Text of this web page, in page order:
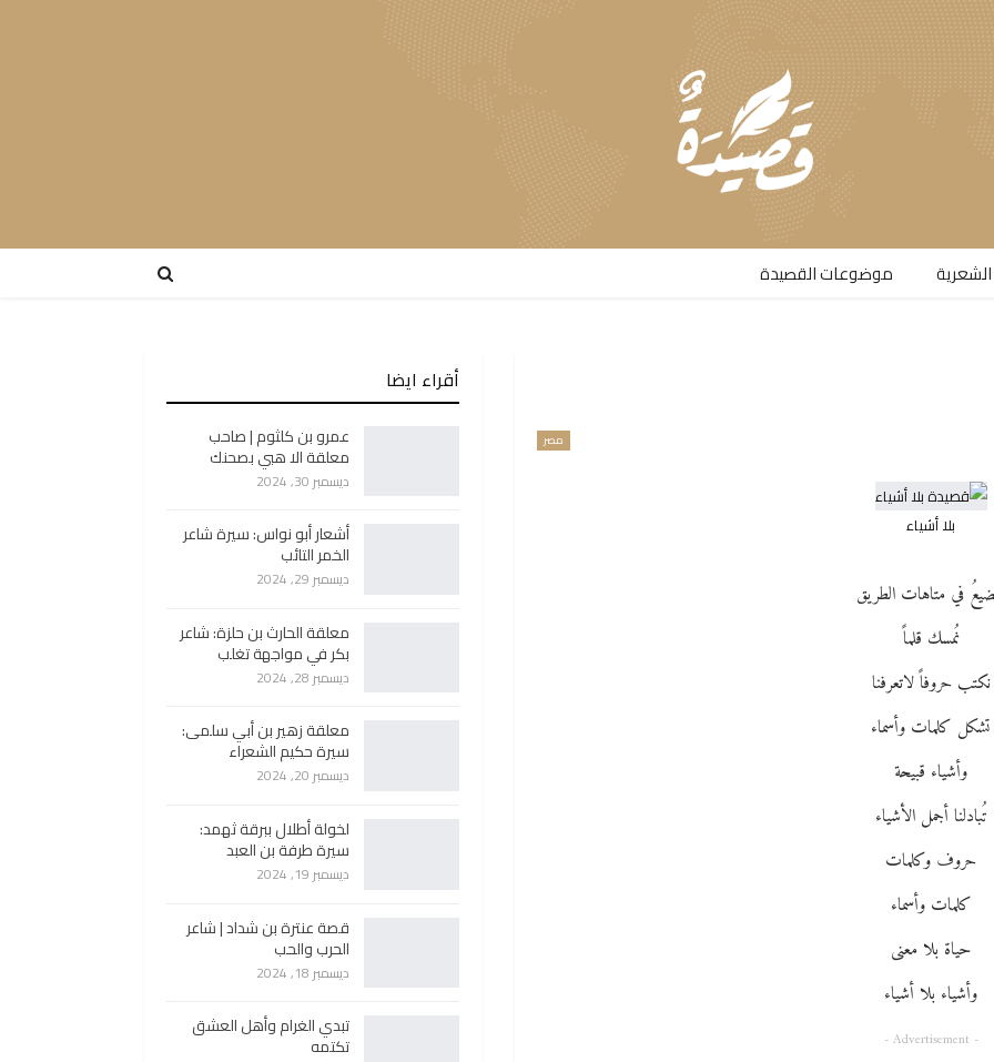
موضوعات القصيدة​
مصر
بلا أشياء
في متاهات الطريق
نُمسك قلماً
نكتب حروفاً لاتعرفنا
تشكل كلمات وأسماء
وأشياء قبيحة
تُبادلنا أجمل الأشياء
حروف وكلمات
كلمات وأسماء
حياة بلا معنى
وأشياء بلا أشياء
- Advertisement -
أقراء ايضا
عمرو بن كلثوم | صاحب
معلقة الا هبي بصحنك
ديسمبر 30, 2024
أشعار أبو نواس: سيرة شاعر
الخمر التائب
ديسمبر 29, 2024
معلقة الحارث بن حلزة: شاعر
بكر في مواجهة تغلب
ديسمبر 28, 2024
معلقة زهير بن أبي سلمى:
سيرة حكيم الشعراء
ديسمبر 20, 2024
لخولة أطلال ببرقة ثهمد:
سيرة طرفة بن العبد
ديسمبر 19, 2024
قصة عنترة بن شداد | شاعر
الحرب والحب
ديسمبر 18, 2024
تبدي الغرام وأهل العشق
تكتمه